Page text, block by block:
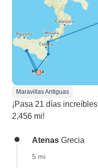
Maravillas Antiguas
¡Pasa 21 días
2,456 mi!
Atenas Grecia
5 mi